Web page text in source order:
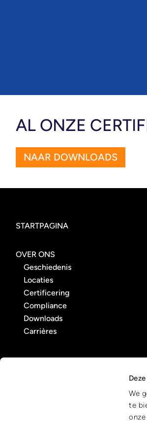
We
te
AL ONZE
NAAR DOWNLOADS
STARTPAGINA
OVER ONS
Geschiedenis
Locaties
Certificering
Compliance
Downloads
Carrières